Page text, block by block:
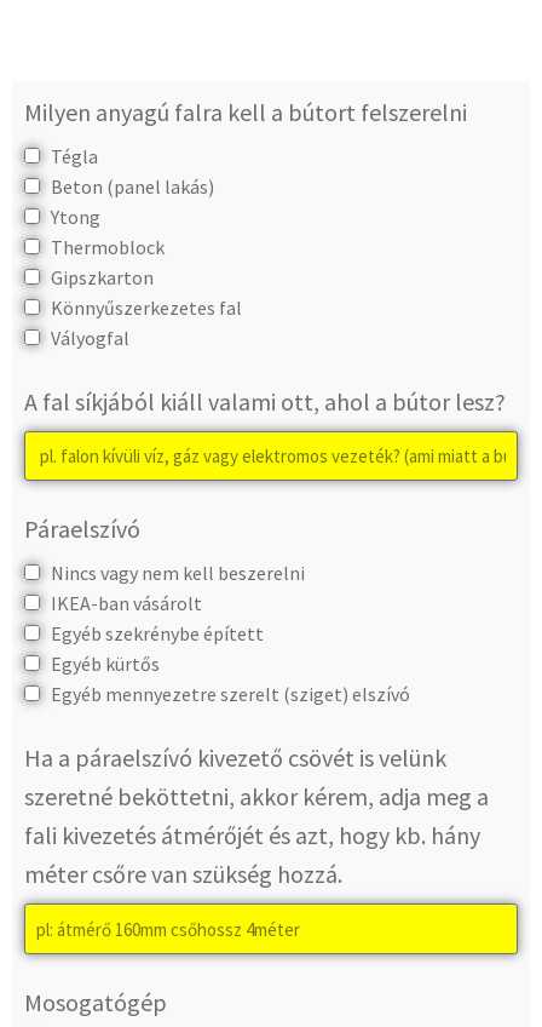
Milyen anyagú falra kell a bútort felszerelni
Tégla
Beton (panel lakás)
Ytong
Thermoblock
Gipszkarton
Könnyűszerkezetes fal
Vályogfal
A fal síkjából kiáll valami ott, ahol a bútor lesz?
Páraelszívó
Nincs vagy nem kell beszerelni
IKEA-ban vásárolt
Egyéb szekrénybe épített
Egyéb kürtős
Egyéb mennyezetre szerelt (sziget) elszívó
Ha a páraelszívó kivezető csövét is velünk
szeretné beköttetni, akkor kérem, adja meg a
fali kivezetés átmérőjét és azt, hogy kb. hány
méter csőre van szükség hozzá.
Mosogatógép